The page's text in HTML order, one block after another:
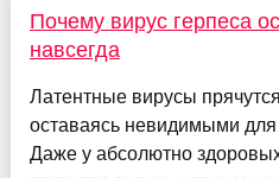
Почему вирус герпеса
навсегда
Латентные вирусы
оставаясь невидимыми
Даже у абсолютно